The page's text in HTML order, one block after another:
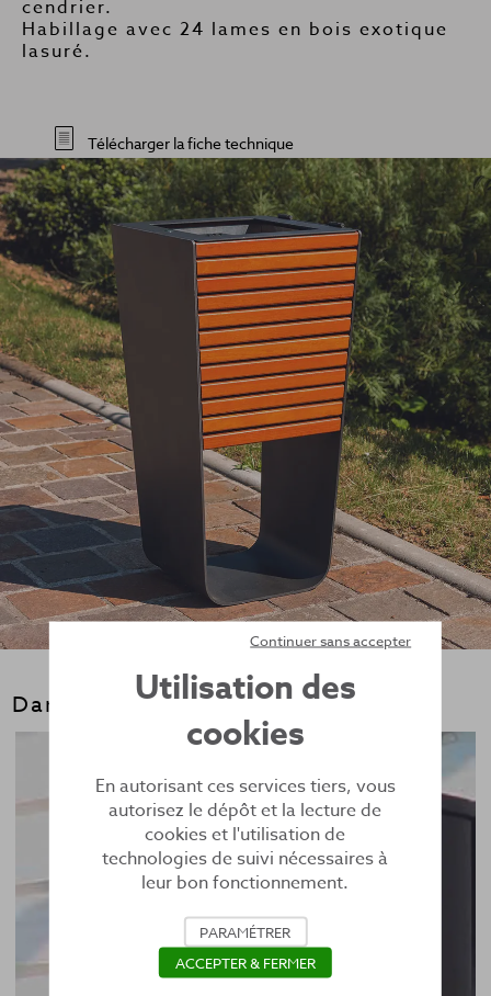
Télécharger la fiche technique
cendrier.
Habillage avec 24 lames en bois exotique
lasuré.
Dans la même gamme
Utilisation des
cookies
En autorisant ces services tiers, vous
autorisez le dépôt et la lecture de
cookies et l'utilisation de
technologies de suivi nécessaires à
leur bon fonctionnement.
Continuer sans accepter
PARAMÉTRER
ACCEPTER & FERMER